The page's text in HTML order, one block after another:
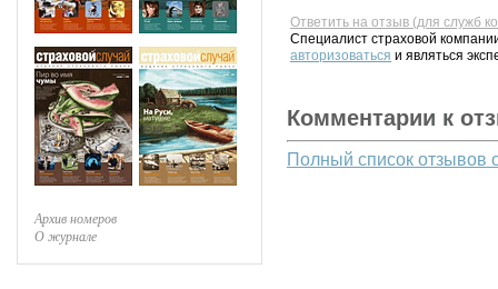
Архив номеров
О журнале
Ответить на отзыв (для служб
Специалист страховой
авторизоваться и являться
Комментарии к
Полный список отзывов